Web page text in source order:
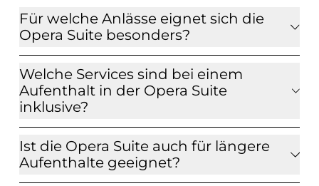
Für welche Anlässe eignet sich die
Opera Suite besonders?
Welche Services sind bei einem
Aufenthalt in der Opera Suite
inklusive?
Ist die Opera Suite auch für längere
Aufenthalte geeignet?